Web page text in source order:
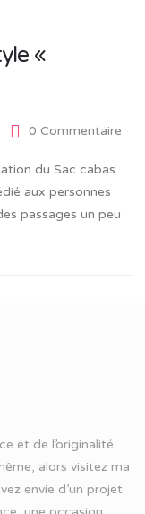
«
0 Commentaire
du Sac cabas
aux personnes
passages un peu
et de l’originalité.
alors visitez ma
envie d’un projet